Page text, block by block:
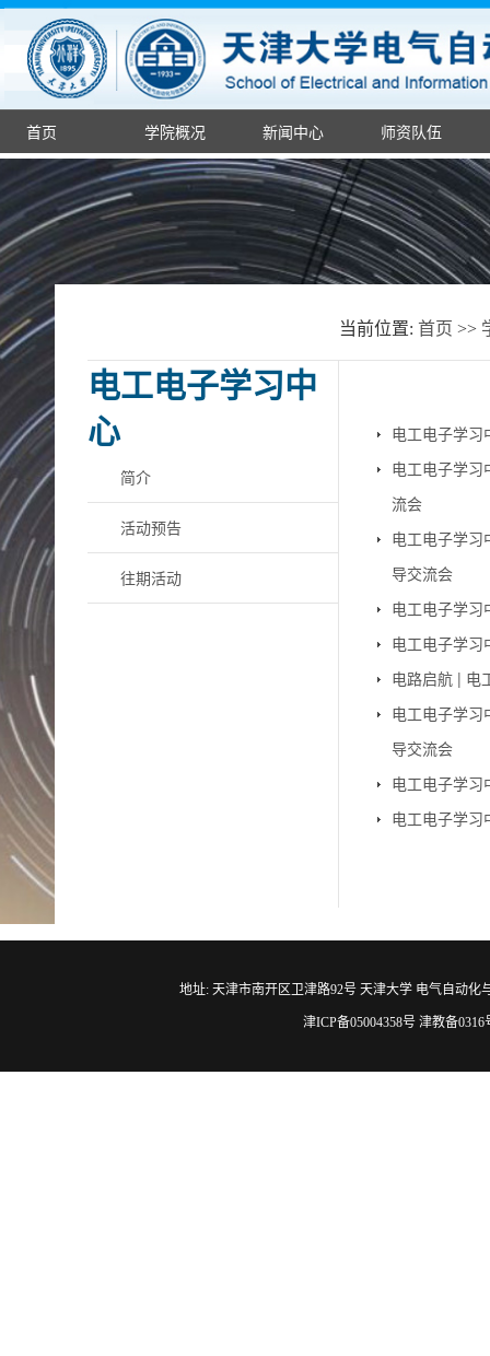
首页 学院概况 新闻中心 师资队伍
当前位置: 首页 >>
电工电子学习中
心
简介
活动预告
往期活动
电工电子学习
电工电子学习
流会
电工电子学习
导交流会
电工电子学习
电工电子学
电路启航 | 电
电工电子学习
导交流会
电工电子学习
电工电子学习
地址: 天津市南开区卫津路92号 天津大学 电气自动化
津ICP备05004358号 津教备